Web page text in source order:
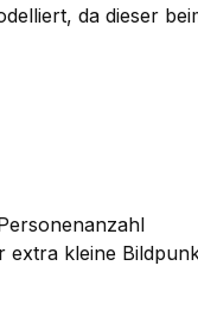
da dieser
extra kleine